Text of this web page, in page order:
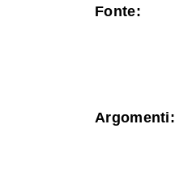
Fonte:
Argomenti: